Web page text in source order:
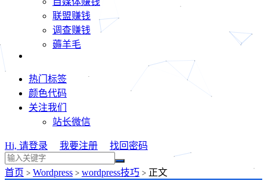
联盟赚钱
调查赚钱
薅羊毛
热门标签
颜色代码
关注我们
站长微信
Hi, 请登录 我要注册 找回密码
首页 > Wordpress > wordpress技巧 > 正文